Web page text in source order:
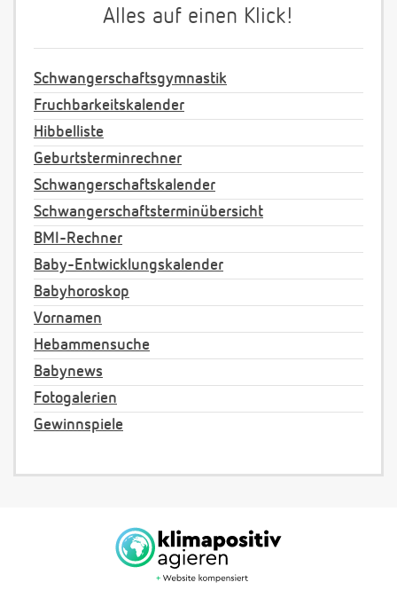
Alles auf einen Klick!
Schwangerschaftsgymnastik
Fruchbarkeitskalender
Hibbelliste
Geburtsterminrechner
Schwangerschaftskalender
Schwangerschaftsterminübersicht
BMI-Rechner
Baby-Entwicklungskalender
Babyhoroskop
Vornamen
Hebammensuche
Babynews
Fotogalerien
Gewinnspiele